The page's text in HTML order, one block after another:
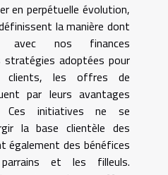
en perpétuelle évolution,
la manière dont
avec nos finances
stratégies adoptées pour
clients, les offres de
par leurs avantages
Ces initiatives ne se
la base clientèle des
également des bénéfices
et les filleuls.